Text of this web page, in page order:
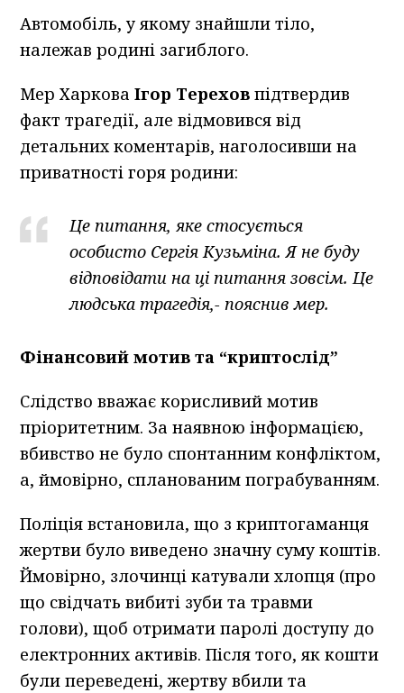
Автомобіль, у якому знайшли тіло,
належав родині загиблого.
Мер ХарковаІгор Тереховпідтвердив
факт трагедії, але відмовився від
детальних коментарів, наголосивши на
приватності горя родини:
Це питання, яке стосується
особисто Сергія Кузьміна. Я не буду
відповідати на ці питання зовсім. Це
людська трагедія,- пояснив мер.
Фінансовий мотив та “криптослід”
Слідство вважає корисливий мотив
пріоритетним. За наявною інформацією,
вбивство не було спонтанним конфліктом,
а, ймовірно, спланованим пограбуванням.
Поліція встановила, що з криптогаманця
жертви було виведено значну суму коштів.
Ймовірно, злочинці катували хлопця (про
що свідчать вибиті зуби та травми
голови), щоб отримати паролі доступу до
електронних активів. Після того, як кошти
були переведені, жертву вбили та